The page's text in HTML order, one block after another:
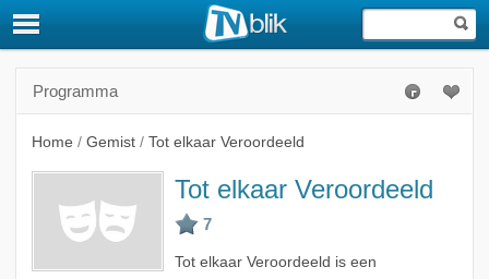
Programma
Home / Gemist / Tot elkaar Veroordeeld
Tot elkaar Veroordeeld
Tot elkaar Veroordeeld is een